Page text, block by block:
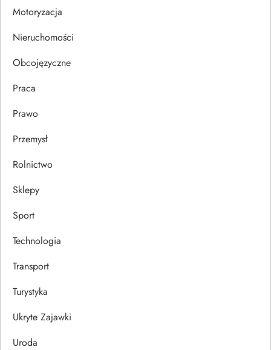
s
u
Motoryzacja
Nieruchomości
Obcojęzyczne
Praca
Prawo
Przemysł
Rolnictwo
Sklepy
Sport
Technologia
Transport
Turystyka
Ukryte Zajawki
Uroda